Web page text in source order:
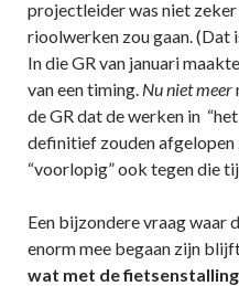
projectleider was niet
rioolwerken zou gaan. (Dat
In die GR van januari
van een timing. Nu niet meer
de GR dat de werken in
definitief zouden afgelopen
“voorlopig” ook tegen die
Een bijzondere vraag waar
enorm mee begaan zijn
wat met de fietsenstalling